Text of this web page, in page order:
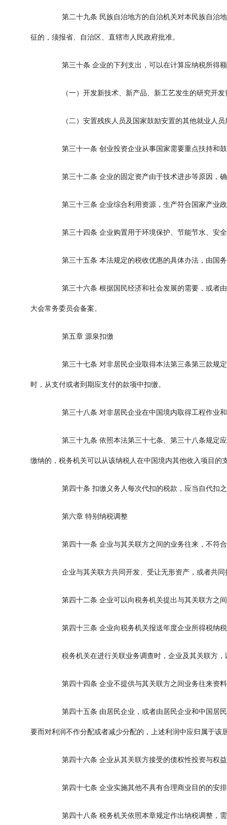
第二十九条 民族自治地方的自治机关对本民族自治
征的，须报省、自治区、直辖市人民政府批准。
第三十条 企业的下列支出，可以在计算应纳税所得
（一）开发新技术、新产品、新工艺发生的研究开发
（二）安置残疾人员及国家鼓励安置的其他就业人员
第三十一条 创业投资企业从事国家需要重点扶持和
第三十二条 企业的固定资产由于技术进步等原因，
第三十三条 企业综合利用资源，生产符合国家产业
第三十四条 企业购置用于环境保护、节能节水、安
第三十五条 本法规定的税收优惠的具体办法，由国
第三十六条 根据国民经济和社会发展的需要，或者
大会常务委员会备案。
第五章 源泉扣缴
第三十七条 对非居民企业取得本法第三条第三款规
时，从支付或者到期应支付的款项中扣缴。
第三十八条 对非居民企业在中国境内取得工程作业
第三十九条 依照本法第三十七条、第三十八条规定
缴纳的，税务机关可以从该纳税人在中国境内其他收入项目的
第四十条 扣缴义务人每次代扣的税款，应当自代扣
第六章 特别纳税调整
第四十一条 企业与其关联方之间的业务往来，不符
企业与其关联方共同开发、受让无形资产，或者共同
第四十二条 企业可以向税务机关提出与其关联方之
第四十三条 企业向税务机关报送年度企业所得税纳
税务机关在进行关联业务调查时，企业及其关联方，
第四十四条 企业不提供与其关联方之间业务往来资
第四十五条 由居民企业，或者由居民企业和中国居
要而对利润不作分配或者减少分配的，上述利润中应归属于
第四十六条 企业从其关联方接受的债权性投资与权
第四十七条 企业实施其他不具有合理商业目的的安
第四十八条 税务机关依照本章规定作出纳税调整，